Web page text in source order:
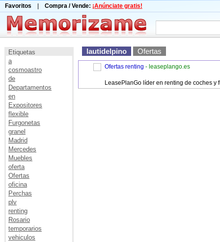
Favoritos Compra / Vende: ¡Anúnciate gratis!
Etiquetas
a
cosmoastro
de
Departamentos
en
Expositores
flexible
Furgonetas
granel
Madrid
Mercedes
Muebles
oferta
Ofertas
oficina
Perchas
plv
renting
Rosario
temporarios
vehiculos
lautidelpino Ofertas
Ofertas renting - leaseplango.es
LeasePlanGo líder en renting de coches